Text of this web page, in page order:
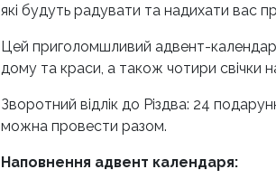
які будуть радувати та надихати вас
Цей приголомшливий адвент-календар
дому та краси, а також чотири свічки
Зворотний відлік до Різдва: 24
можна провести разом.
Наповнення адвент календаря: